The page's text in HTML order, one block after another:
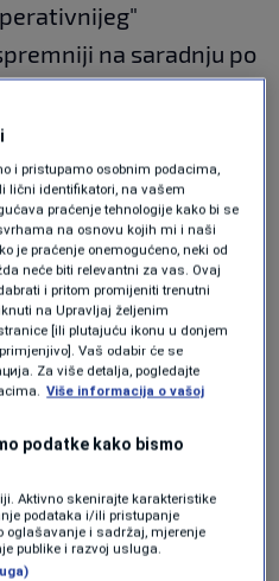
na saradnju po
i obećanje
razloga koji se
odnose na direktnu
predstavnika i
kompanija koju vode
Trumpu planira
terminala na
i Hercegovini,
Milorad Dodik, koji
i pristupamo osobnim podacima,
lični identifikatori, na vašem
praćenje tehnologije kako bi se
na osnovu kojih mi i naši
je praćenje onemogućeno, neki od
neće biti relevantni za vas. Ovaj
i pritom promijeniti trenutni
na Upravljaj željenim
[ili plutajuću ikonu u donjem
Vaš odabir će se
Za više detalja, pogledajte
Više informacija o vašoj
podatke kako bismo
Aktivno skenirajte karakteristike
podataka i/ili pristupanje
oglašavanje i sadržaj, mjerenje
publike i razvoj usluga.